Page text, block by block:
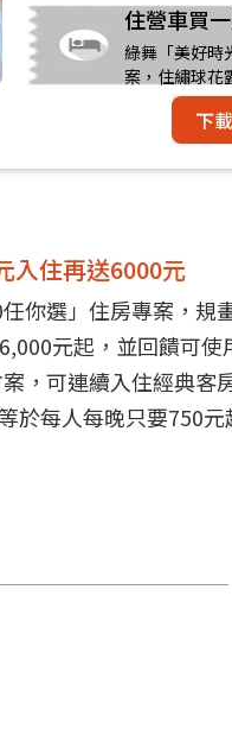
住營車買
綠舞「美好時
案，住繡球花
下
入住再送6000元
你選」住房專案，
元起，並回饋可
，可連續入住經典
於每人每晚只要750